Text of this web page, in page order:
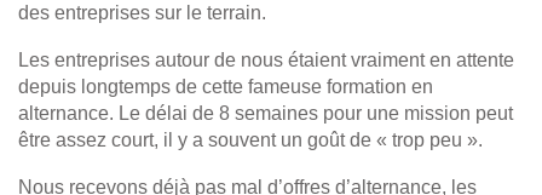
des entreprises sur le terrain.
Les entreprises autour de nous étaient vraiment en attente
depuis longtemps de cette fameuse formation en
alternance. Le délai de 8 semaines pour une mission peut
être assez court, il y a souvent un goût de « trop peu ».
Nous recevons déjà pas mal d’offres d’alternance, les